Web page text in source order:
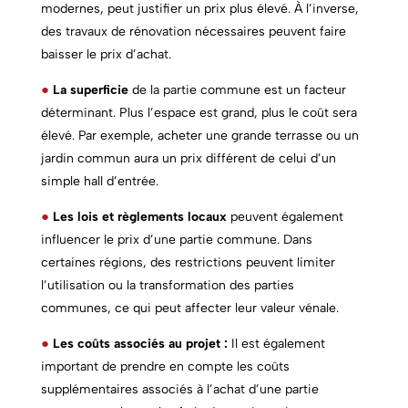
modernes, peut justifier un prix plus élevé. À l’inverse,
des travaux de rénovation nécessaires peuvent faire
baisser le prix d’achat.
● La superficiede la partie commune est un facteur
déterminant. Plus l’espace est grand, plus le coût sera
élevé. Par exemple, acheter une grande terrasse ou un
jardin commun aura un prix différent de celui d’un
simple hall d’entrée.
● Les lois et règlements locaux peuvent également
influencer le prix d’unepartie commune. Dans
certaines régions, des restrictions peuvent limiter
l’utilisation ou la transformation des parties
communes, ce qui peut affecter leur valeur vénale.
● Les coûts associés au projet : Il est également
important de prendre en compte les coûts
supplémentaires associés à l’achat d’une partie